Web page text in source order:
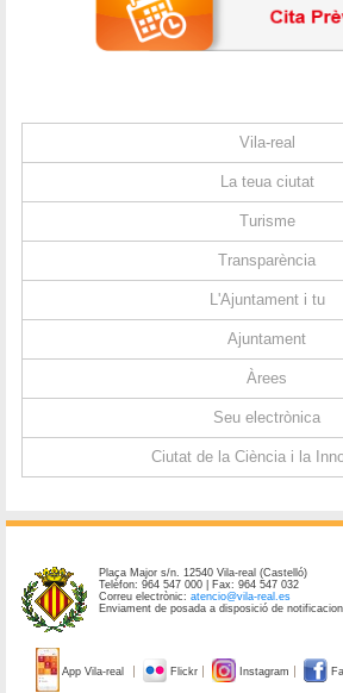
Vila-real
La teua ciutat
Turisme
Transparència
L'Ajuntament i tu
Ajuntament
Àrees
Seu electrònica
Ciutat de la Ciència i la
Plaça Major s/n. 12540 Vila-real (Castelló)
Telèfon: 964 547 000 | Fax: 964 547 032
Correu electrònic:atencio@vila-real.es
Enviament de posada a disposició de
App Vila-real Flickr Instagram